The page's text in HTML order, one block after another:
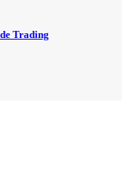
Trading